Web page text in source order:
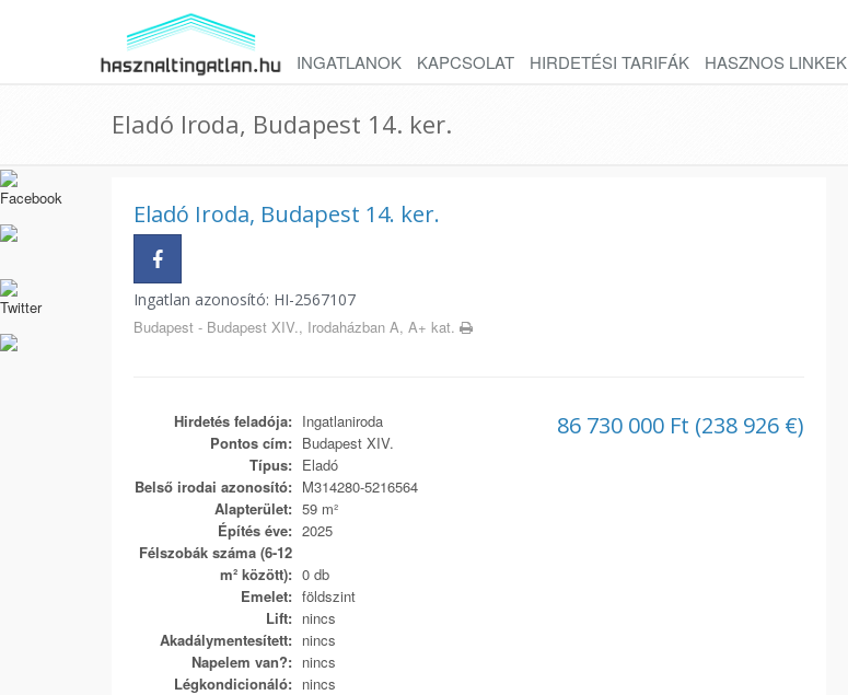
INGATLANOK KAPCSOLAT HIRDETÉSI TARIFÁK HASZNOS LINKEK
Eladó Iroda, Budapest 14. ker.
Eladó Iroda, Budapest 14. ker.
Ingatlan azonosító: HI-2567107
Budapest - Budapest XIV., Irodaházban A, A+ kat.
86 730 000 Ft (238 926 €)
Hirdetés feladója: Ingatlaniroda
Pontos cím: Budapest XIV.
Típus: Eladó
Belső irodai azonosító: M314280-5216564
Alapterület: 59 m²
Építés éve: 2025
Félszobák száma (6-12
m² között): 0 db
Emelet: földszint
Lift: nincs
Akadálymentesített: nincs
Napelem van?: nincs
Légkondicionáló: nincs